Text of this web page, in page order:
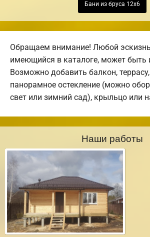
Бани из бруса 12х6
Обращаем внимание! Любой
имеющийся в каталоге, может быть
Возможно добавить балкон,
панорамное остекление (можно
свет или зимний сад), крыльцо или
Наши работы